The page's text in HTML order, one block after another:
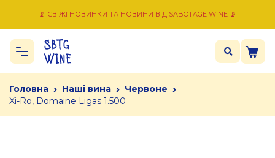
📡 СВІЖІ НОВИНКИ ТА НОВИНИ ВІД SABOTAGE WINE 📡
Головна › Наші вина › Червоне ›
Xi-Ro, Domaine Ligas 1.500